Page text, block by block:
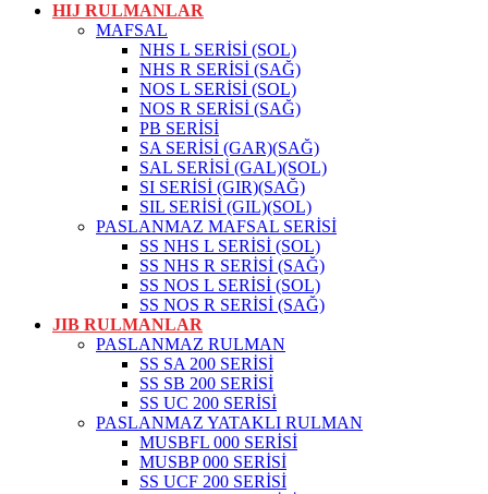
HIJ RULMANLAR
MAFSAL
NHS L SERİSİ (SOL)
NHS R SERİSİ (SAĞ)
NOS L SERİSİ (SOL)
NOS R SERİSİ (SAĞ)
PB SERİSİ
SA SERİSİ (GAR)(SAĞ)
SAL SERİSİ (GAL)(SOL)
SI SERİSİ (GIR)(SAĞ)
SIL SERİSİ (GIL)(SOL)
PASLANMAZ MAFSAL SERİSİ
SS NHS L SERİSİ (SOL)
SS NHS R SERİSİ (SAĞ)
SS NOS L SERİSİ (SOL)
SS NOS R SERİSİ (SAĞ)
JIB RULMANLAR
PASLANMAZ RULMAN
SS SA 200 SERİSİ
SS SB 200 SERİSİ
SS UC 200 SERİSİ
PASLANMAZ YATAKLI RULMAN
MUSBFL 000 SERİSİ
MUSBP 000 SERİSİ
SS UCF 200 SERİSİ